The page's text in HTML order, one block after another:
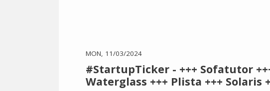
MON, 11/03/2024
#StartupTicker - +++ Sofatutor
Waterglass +++ Plista +++ Solaris